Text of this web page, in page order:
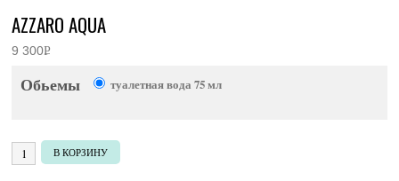
AZZARO AQUA
9 300Р
Обьемы туалетная вода 75 мл
Количество товара Azzaro Aqua
В КОРЗИНУ